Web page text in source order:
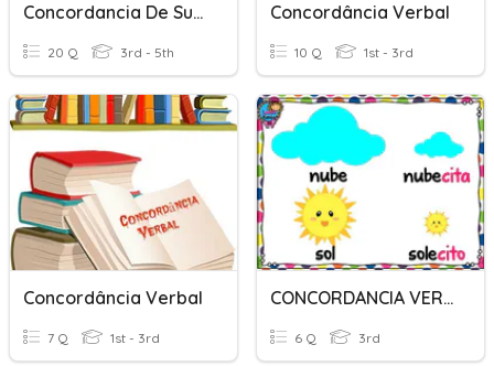
Concordancia De Sujeto Y Verbo
20 Q 3rd - 5th
Concordância Verbal
10 Q 1st - 3rd
Concordância Verbal
7 Q 1st - 3rd
CONCORDANCIA VERBAL
6 Q 3rd